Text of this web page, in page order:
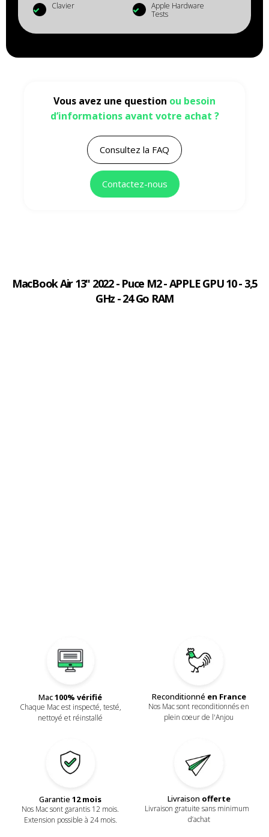
Clavier
Apple Hardware
Tests
Vous avez une question ou besoin
d’informations avant votre achat ?
Consultez la FAQ
Contactez-nous
MacBook Air 13" 2022 - Puce M2 - APPLE GPU 10 - 3,5
GHz - 24 Go RAM
Mac100% vérifié
Chaque Mac est inspecté, testé,
nettoyé et réinstallé
Reconditionné en France
Nos Mac sont reconditionnés en
plein coeur de l'Anjou
Garantie 12 mois
Nos Mac sont garantis 12 mois.
Extension possible à 24 mois.
Livraison offerte
Livraison gratuite sans minimum
d’achat